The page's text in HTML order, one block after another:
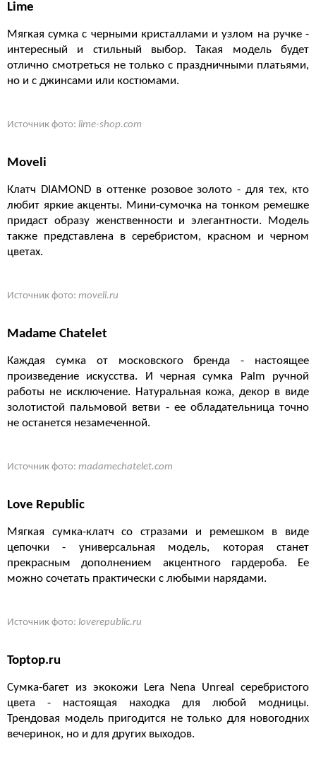
Lime
Мягкая сумка с черными кристаллами и узлом на ручке -
интересный и стильный выбор. Такая модель будет
отлично смотреться не только с праздничными платьями,
но и с джинсами или костюмами.
Источник фото: lime-shop.com
Moveli
Клатч DIAMOND в оттенке розовое золото - для тех, кто
любит яркие акценты. Мини-сумочка на тонком ремешке
придаст образу женственности и элегантности. Модель
также представлена в серебристом, красном и черном
цветах.
Источник фото: moveli.ru
Madame Chatelet
Каждая сумка от московского бренда - настоящее
произведение искусства. И черная сумка Palm ручной
работы не исключение. Натуральная кожа, декор в виде
золотистой пальмовой ветви - ее обладательница точно
не останется незамеченной.
Источник фото: madamechatelet.com
Love Republic
Мягкая сумка-клатч со стразами и ремешком в виде
цепочки - универсальная модель, которая станет
прекрасным дополнением акцентного гардероба. Ее
можно сочетать практически с любыми нарядами.
Источник фото: loverepublic.ru
Toptop.ru
Сумка-багет из экокожи Lera Nena Unreal серебристого
цвета - настоящая находка для любой модницы.
Трендовая модель пригодится не только для новогодних
вечеринок, но и для других выходов.